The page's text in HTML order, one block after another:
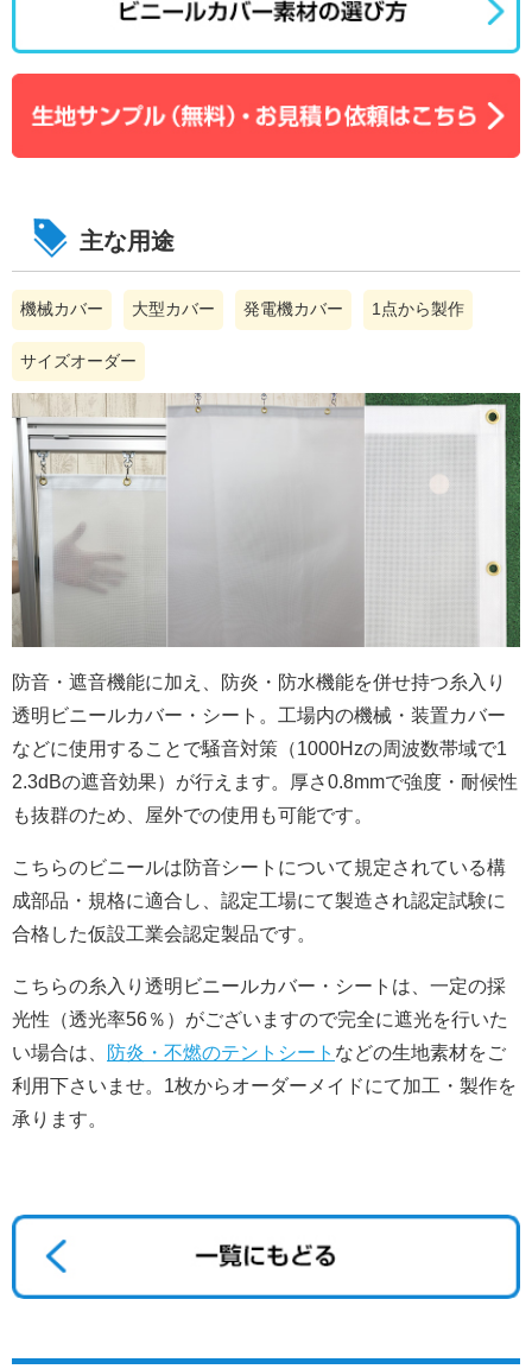
主な用途
機械カバー 大型カバー 発電機カバー 1点から製作
サイズオーダー
防音・遮音機能に加え、防炎・防水機能を併せ持つ糸入り
透明ビニールカバー・シート。工場内の機械・装置カバー
などに使用することで騒音対策（1000Hzの周波数帯域で1
2.3dBの遮音効果）が行えます。厚さ0.8mmで強度・耐候性
も抜群のため、屋外での使用も可能です。
こちらのビニールは防音シートについて規定されている構
成部品・規格に適合し、認定工場にて製造され認定試験に
合格した仮設工業会認定製品です。
こちらの糸入り透明ビニールカバー・シートは、一定の採
光性（透光率56％）がございますので完全に遮光を行いた
い場合は、
防炎・不燃のテントシート などの生地素材をご
利用下さいませ。1枚からオーダーメイドにて加工・製作を
承ります。